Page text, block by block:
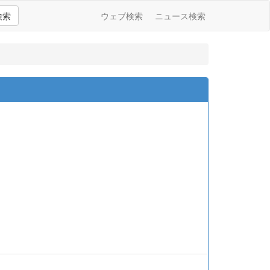
索 ウェブ検索 ニュース検索